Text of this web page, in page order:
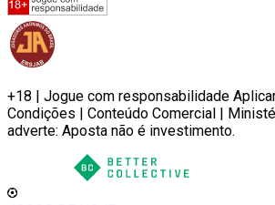
+18 | Jogue com responsabilidade
Condições | Conteúdo Comercial |
adverte: Aposta não é investimento.